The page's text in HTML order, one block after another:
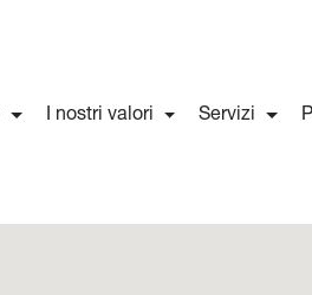
I nostri valori Servizi